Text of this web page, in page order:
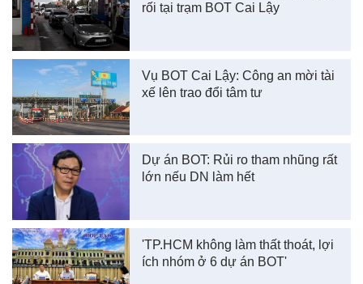
rối tại trạm BOT Cai Lậy
Vụ BOT Cai Lậy: Công an mời tài
xế lên trao đổi tâm tư
Dự án BOT: Rủi ro tham nhũng rất
lớn nếu DN làm hết
'TP.HCM không làm thất thoát, lợi
ích nhóm ở 6 dự án BOT'